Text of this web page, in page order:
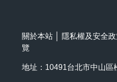
關於本站 隱私權及安全
覽
地址：10491台北市中山區